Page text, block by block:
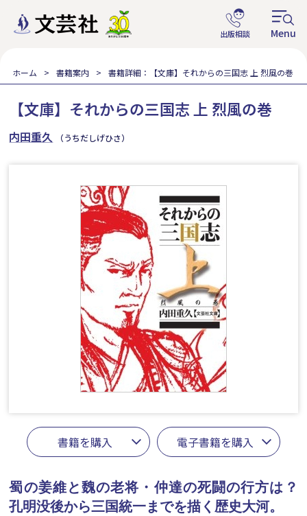
ホーム 書籍案内 書籍詳細：【文庫】それからの三国志 上 烈風の巻
【文庫】それからの三国志 上 烈風の巻
内田重久 （うちだしげひさ）
書籍を購入 電子書籍を購入
蜀の姜維と魏の老将・仲達の死闘の行方は？
孔明没後から三国統一までを描く歴史大河。